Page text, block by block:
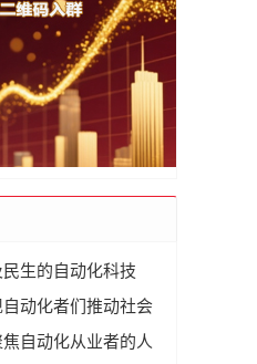
生的自动化科技
动化者们推动社会
自动化从业者的人